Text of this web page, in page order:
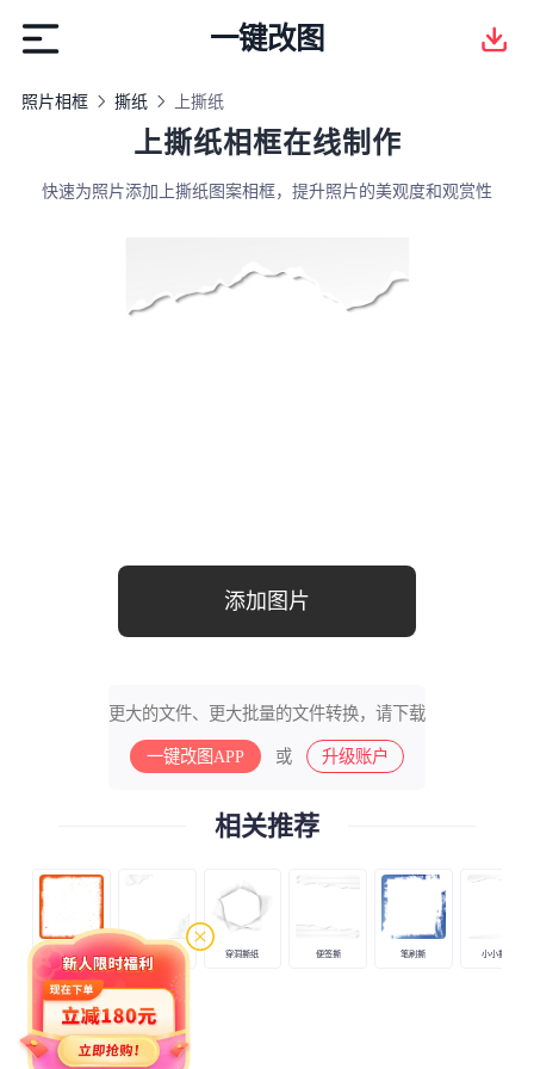
一键改图
照片相框 撕纸 上撕纸
上撕纸相框在线制作
快速为照片添加上撕纸图案相框，提升照片的美观度和观赏性
添加图片
更大的文件、更大批量的文件转换，请下载
一键改图APP 或 升级账户
相关推荐
红色撕 废纸撕 穿洞撕纸 便签撕 笔刷撕 小小撕纸